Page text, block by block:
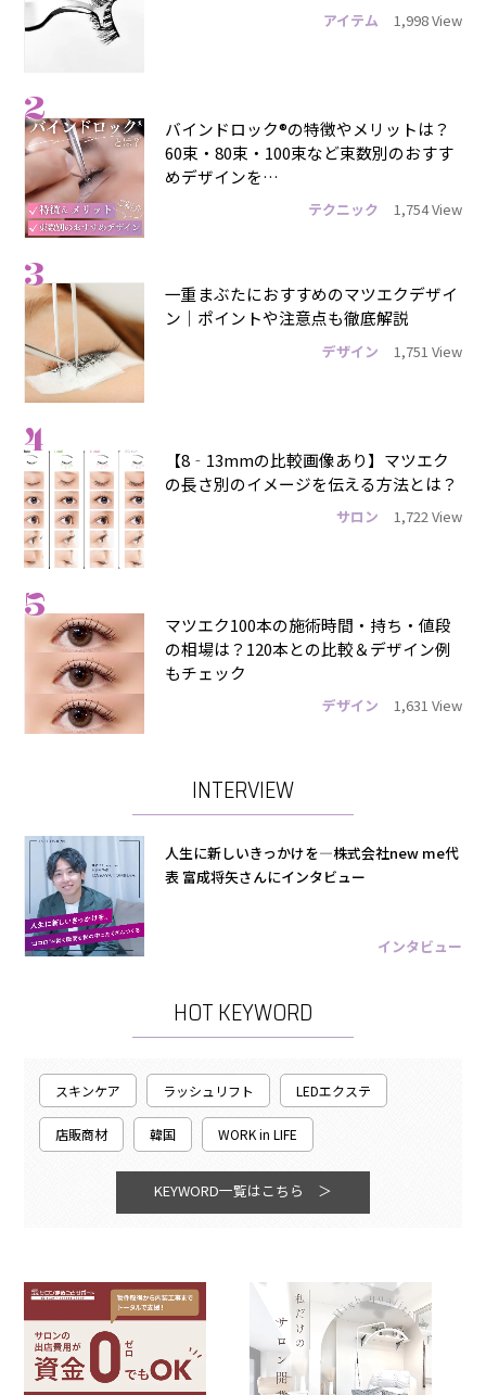
アイテム 1,998 View
2
バインドロック®の特徴やメリットは？
60束・80束・100束など束数別のおすす
めデザインを…
テクニック 1,754 View
3
一重まぶたにおすすめのマツエクデザイ
ン｜ポイントや注意点も徹底解説
デザイン 1,751 View
4
【8‐13mmの比較画像あり】マツエク
の長さ別のイメージを伝える方法とは？
サロン 1,722 View
5
マツエク100本の施術時間・持ち・値段
の相場は？120本との比較＆デザイン例
もチェック
デザイン 1,631 View
INTERVIEW
人生に新しいきっかけを―株式会社new me代
表 富成将矢さんにインタビュー
インタビュー
HOT KEYWORD
スキンケア ラッシュリフト LEDエクステ
店販商材 韓国 WORK in LIFE
KEYWORD一覧はこちら